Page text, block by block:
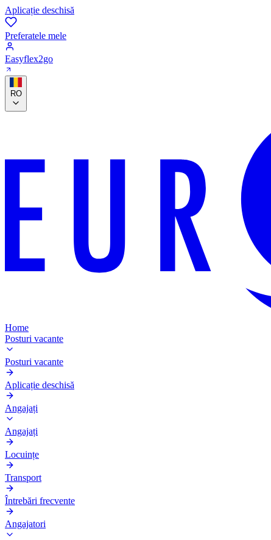
Aplicație deschisă
Preferatele mele
Easyflex2go
RO
Home
Posturi vacante
Posturi vacante
Aplicație deschisă
Angajați
Angajați
Locuințe
Transport
Întrebări frecvente
Angajatori